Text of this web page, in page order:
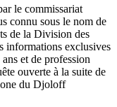
le commissariat
connu sous le nom de
de la Division des
informations exclusives
et de profession
ouverte à la suite de
du Djoloff